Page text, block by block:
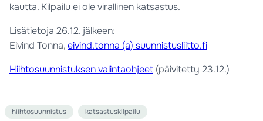
kautta. Kilpailu ei ole virallinen katsastus.
Lisätietoja 26.12. jälkeen:
Eivind Tonna,eivind.tonna (a) suunnistusliitto.fi
Hiihtosuunnistuksen valintaohjeet (päivitetty 23.12.)
hiihtosuunnistus katsastuskilpailu